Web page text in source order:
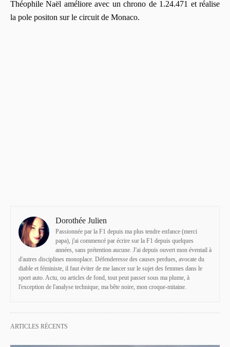
Théophile Naël améliore avec un chrono de 1.24.471 et réalise
la pole positon sur le circuit de Monaco.
Dorothée Julien
Passionnée par la F1 depuis ma plus tendre enfance (merci
papa), j'ai commencé par écrire sur la F1 depuis quelques
années, sans prétention aucune. J'ai depuis ouvert mon éventail à
d'autres disciplines monoplace. Défenderesse des causes perdues, avocate du
diable et féministe, il faut éviter de me lancer sur le sujet des femmes dans le
sport auto. Actu, ou articles de fond, tout peut passer sous ma plume, à
l'exception de l'analyse technique, ma bête noire, mon croque-mitaine.
ARTICLES RÉCENTS